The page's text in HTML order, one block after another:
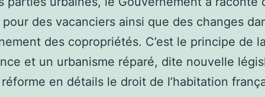
pour des vacanciers ainsi que des changes
des copropriétés. C’est le principe de
et un urbanisme réparé, dite nouvelle
en détails le droit de l’habitation